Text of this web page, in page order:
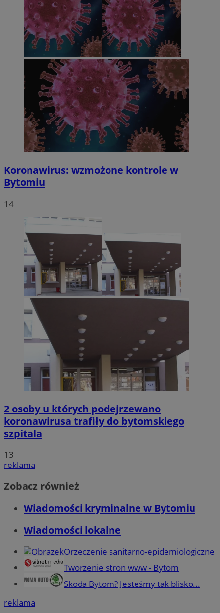
Koronawirus: wzmożone kontrole w
Bytomiu
14
2 osoby u których podejrzewano
koronawirusa trafiły do bytomskiego
szpitala
13
reklama
Zobacz również
Wiadomości kryminalne w Bytomiu
Wiadomości lokalne
Orzeczenie sanitarno-epidemiologiczne
Tworzenie stron www - Bytom
Skoda Bytom? Jesteśmy tak blisko...
reklama